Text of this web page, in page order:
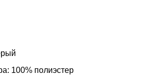
100% полиэстер